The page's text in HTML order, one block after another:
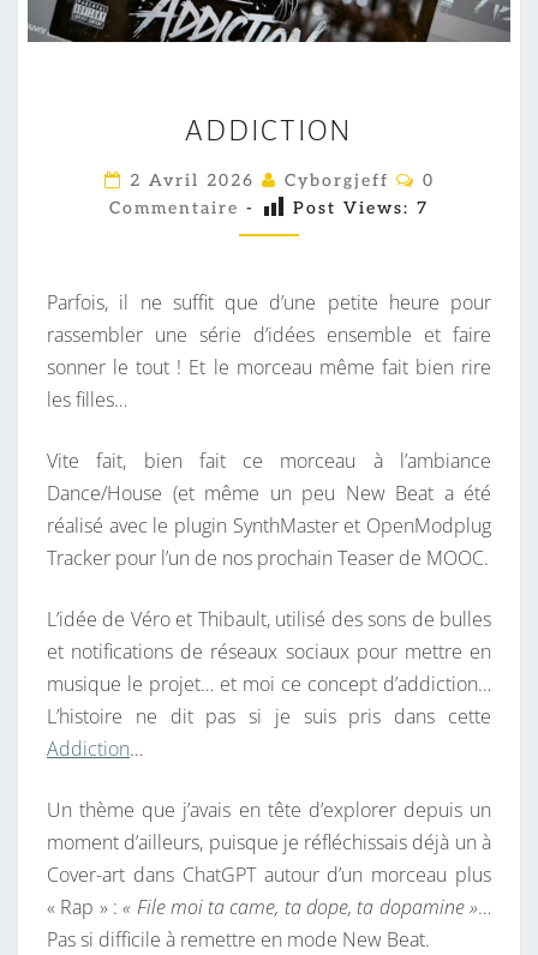
D
D
I
C
I
O
N
ADDICTION
2 Avril 2026 Cyborgjeff
C
M
A
E
0
Commentaire - Post Views: 7
Parfois, il ne suffit que d’une petite heure pour
rassembler une série d’idées ensemble et faire
sonner le tout ! Et le morceau même fait bien rire
les filles…
Vite fait, bien fait ce morceau à l’ambiance
Dance/House (et même un peu New Beat a été
réalisé avec le plugin SynthMaster et OpenModplug
Tracker pour l’un de nos prochain Teaser de MOOC.
L’idée de Véro et Thibault, utilisé des sons de bulles
et notifications de réseaux sociaux pour mettre en
musique le projet… et moi ce concept d’addiction…
L’histoire ne dit pas si je suis pris dans cette
Addiction…
Un thème que j’avais en tête d’explorer depuis un
moment d’ailleurs, puisque je réfléchissais déjà un à
Cover-art dans ChatGPT autour d’un morceau plus
« Rap » :« File moi ta came, ta dope, ta dopamine »…
Pas si difficile à remettre en mode New Beat.